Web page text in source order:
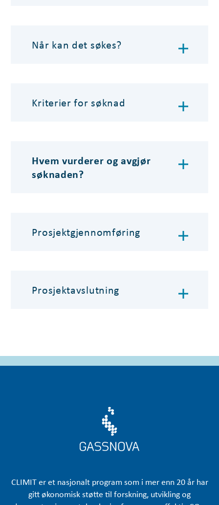
Når kan det søkes?
Kriterier for søknad
Hvem vurderer og avgjør
søknaden?
Prosjektgjennomføring
Prosjektavslutning
CLIMIT er et nasjonalt program som i mer enn 20 år har
gitt økonomisk støtte til forskning, utvikling og